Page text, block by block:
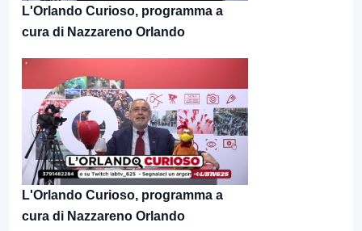
L'Orlando Curioso, programma a
cura di Nazzareno Orlando
L'Orlando Curioso, programma a
cura di Nazzareno Orlando